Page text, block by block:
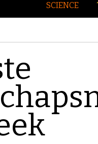
SCIENCE